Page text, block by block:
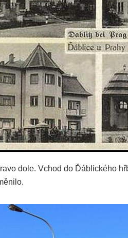
dole. Vchod do Ďáblického